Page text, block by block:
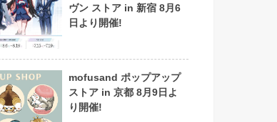
ヴン ストア in 新宿 8月6
日より開催!
mofusand ポップアップ
ストア in 京都 8月9日よ
り開催!